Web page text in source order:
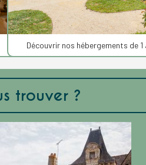
Découvrir nos hébergements de
trouver ?